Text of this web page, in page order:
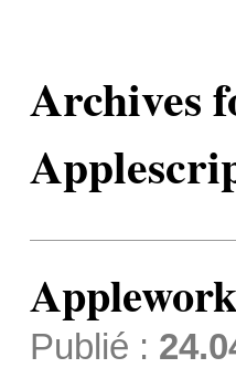
Archives
Publié :